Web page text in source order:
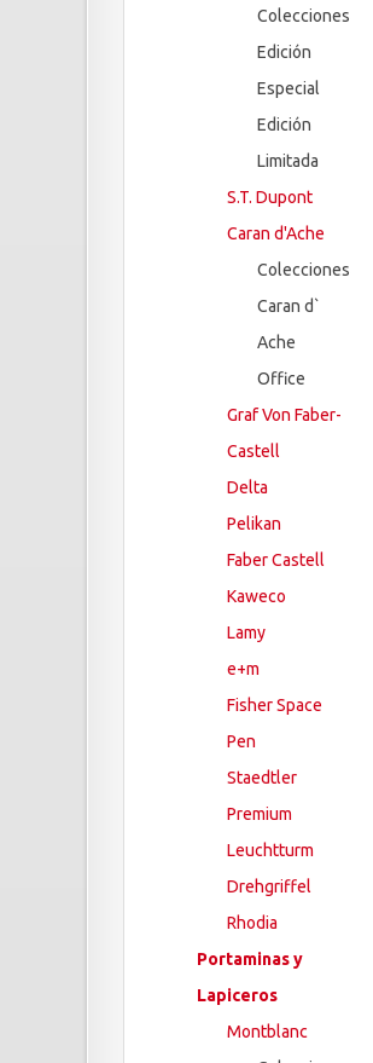
Colecciones
Edición
Especial
Edición
Limitada
S.T. Dupont
Caran d'Ache
Colecciones
Caran d`
Ache
Office
Graf Von Faber-
Castell
Delta
Pelikan
Faber Castell
Kaweco
Lamy
e+m
Fisher Space
Pen
Staedtler
Premium
Leuchtturm
Drehgriffel
Rhodia
Portaminas y
Lapiceros
Montblanc